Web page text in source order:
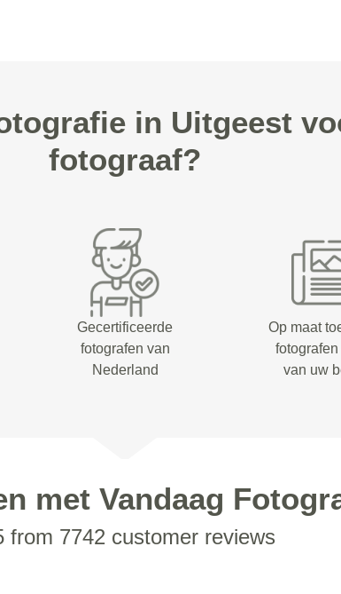
in Uitgeest
fotograaf?
Gecertificeerde
fotografen van
Nederland
Op maat
van uw
met Vandaag
from 7742 customer reviews